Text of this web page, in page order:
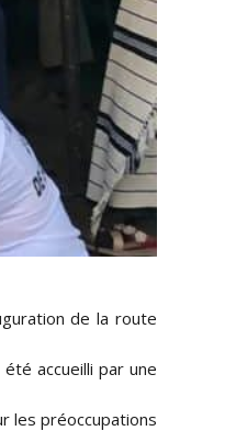
de la route
accueilli par une
les préoccupations